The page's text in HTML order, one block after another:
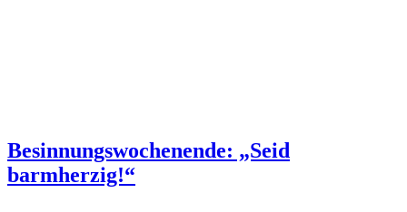
Besinnungswochenende: „Seid
barmherzig!“